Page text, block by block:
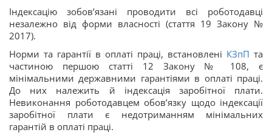
Індексацію зобов’язані проводити всі роботодавці
незалежно від форми власності (стаття 19 Закону №
2017).
Норми та гарантії в оплаті праці, встановлені КЗпП та
частиною першою статті 12 Закону № 108, є
мінімальними державними гарантіями в оплаті праці.
До них належить й індексація заробітної плати.
Невиконання роботодавцем обов’язку щодо індексації
заробітної плати є недотриманням мінімальних
гарантій в оплаті праці.